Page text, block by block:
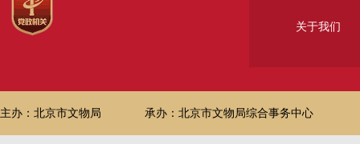
关于我们
主办：北京市文物局 承办：北京市文物局综合事务中心